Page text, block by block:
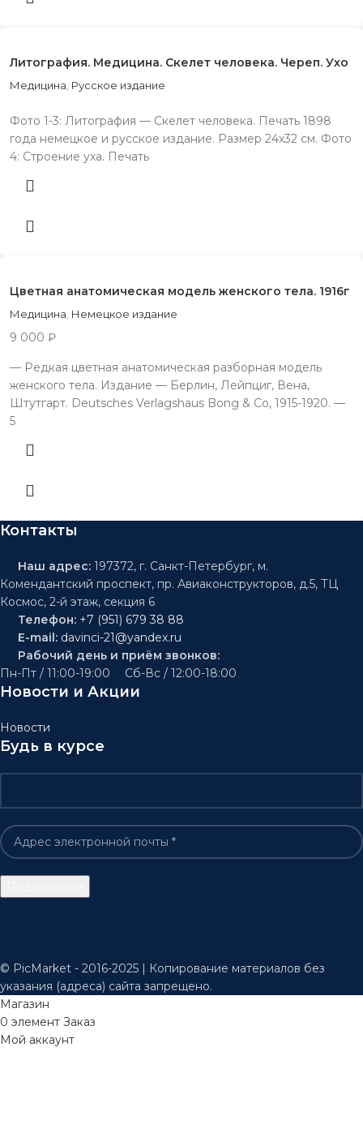
Литография. Медицина. Скелет человека. Череп. Ухо
Медицина, Русское издание
Фото 1-3: Литография — Скелет человека. Печать 1898
года немецкое и русское издание. Размер 24х32 см. Фото
4: Строение уха. Печать
Цветная анатомическая модель женского тела. 1916г
Медицина, Немецкое издание
9 000 ₽
— Редкая цветная анатомическая разборная модель
женского тела. Издание — Берлин, Лейпциг, Вена,
Штутгарт. Deutsches Verlagshaus Bong & Co, 1915-1920. —
5
Контакты
Наш адрес: 197372, г. Санкт-Петербург, м.
Комендантский проспект, пр. Авиаконструкторов, д.5, ТЦ
Космос, 2-й этаж, секция 6
Телефон: +7 (951) 679 38 88
E-mail: davinci-21@yandex.ru
Рабочий день и приём звонков:
Пн-Пт / 11:00-19:00 Сб-Вс / 12:00-18:00
Новости и Акции
Новости
Будь в курсе
© PicMarket - 2016-2025 | Копирование материалов без
указания (адреса) сайта запрещено.
Магазин
0 элемент Заказ
Мой аккаунт